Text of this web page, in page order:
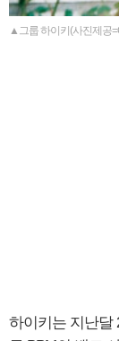
▲그룹 하이키(사진제공
하이키는 지난달